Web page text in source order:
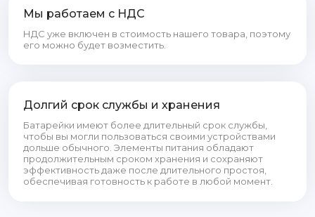
Мы работаем с НДС
НДС уже включен в стоимость нашего товара, поэтому
его можно будет возместить.
Долгий срок службы и хранения
Батарейки имеют более длительный срок службы,
чтобы вы могли пользоваться своими устройствами
дольше обычного. Элементы питания обладают
продолжительным сроком хранения и сохраняют
эффективность даже после длительного простоя,
обеспечивая готовность к работе в любой момент.